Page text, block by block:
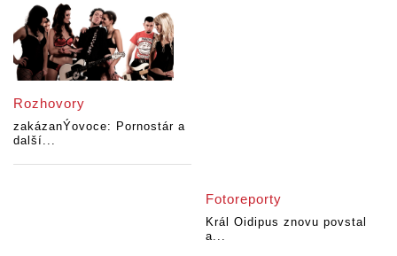
Rozhovory
zakázanÝovoce: Pornostár a
další...
Fotoreporty
Král Oidipus znovu povstal
a...